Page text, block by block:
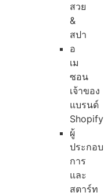
สวย
&
สปา
อ
เม
ซอน
เจ้าของ
แบรนด์
Shopify
ผู้
ประกอบ
การ
และ
สตาร์ท